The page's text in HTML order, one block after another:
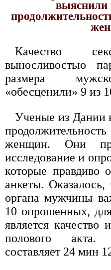
выяснили
Качество
выносливостью
размера
«обесценили» 9 из
Ученые из Дании
женщин. Они
исследование и
которые правдиво
анкеты. Оказалось,
органа мужчины
10 опрошенных,
является качество
полового акта.
составляет 24 мин